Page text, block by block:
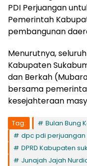
PDI Perjuangan
Pemerintah
pembangunan
Menurutnya,
Kabupaten
dan Berkah
bersama
kesejahteraan
Tag: Bulan Bung
dpc pdi
DPRD Kabupaten
Junajah Jajah